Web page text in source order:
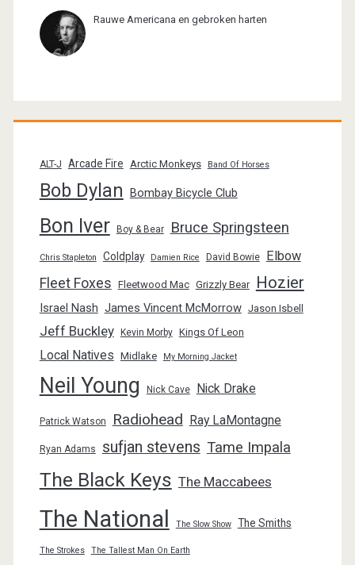
Rauwe Americana en gebroken harten
ALT-J Arcade Fire Arctic Monkeys Band Of Horses
Bob Dylan Bombay Bicycle Club
Bon Iver Boy & Bear Bruce Springsteen
Chris Stapleton Coldplay Damien Rice David Bowie Elbow
Fleet Foxes Fleetwood Mac Grizzly Bear Hozier
Israel Nash James Vincent McMorrow Jason Isbell
Jeff Buckley Kevin Morby Kings Of Leon
Local Natives Midlake My Morning Jacket
Neil Young Nick Cave Nick Drake
Patrick Watson Radiohead Ray LaMontagne
Ryan Adams sufjan stevens Tame Impala
The Black Keys The Maccabees
The National The Slow Show The Smiths
The Strokes The Tallest Man On Earth